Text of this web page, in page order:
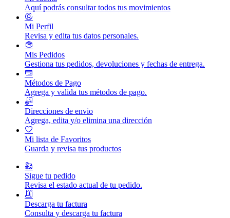
Aquí podrás consultar todos tus movimientos
Mi Perfil
Revisa y edita tus datos personales.
Mis Pedidos
Gestiona tus pedidos, devoluciones y fechas de entrega.
Métodos de Pago
Agrega y valida tus métodos de pago.
Direcciones de envio
Agrega, edita y/o elimina una dirección
Mi lista de Favoritos
Guarda y revisa tus productos
Sigue tu pedido
Revisa el estado actual de tu pedido.
Descarga tu factura
Consulta y descarga tu factura